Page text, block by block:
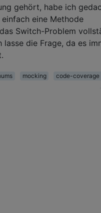
gehört, habe ich
eine Methode
Switch-Problem
lasse die Frage, da es
mocking
code-coverage